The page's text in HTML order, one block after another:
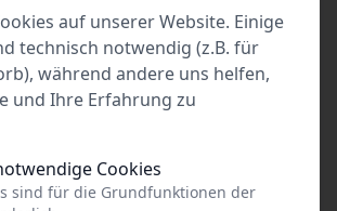
regulären Day Pass und bietet
Zugang zum St. Petri Turm mit
Panoramablick über
zur Kirche St. Marien, einer
gotischen Backsteinkirchen
Auch diese beiden
können innerhalb der
auf unserer Website. Einige
technisch notwendig (z.B. für
während andere uns helfen,
und Ihre Erfahrung zu
Cookies
sind für die Grundfunktionen der